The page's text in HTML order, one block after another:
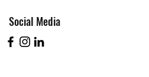
Social Media